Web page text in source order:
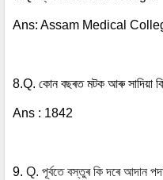
Ans: Assam Medical
8.Q. কোন বছৰত মটক আৰু সাদিয়া
Ans : 1842
9. Q. পূৰ্বতে বস্তুৰ কি দৰে আদান